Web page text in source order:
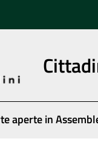
aperte in